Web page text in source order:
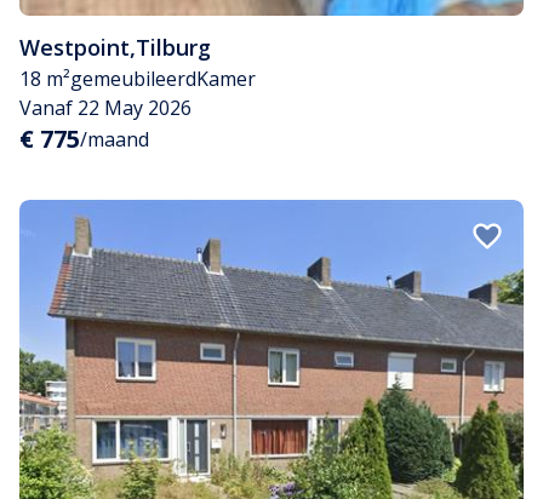
Westpoint,Tilburg
18 m²gemeubileerdKamer
Vanaf 22 May 2026
€ 775/maand